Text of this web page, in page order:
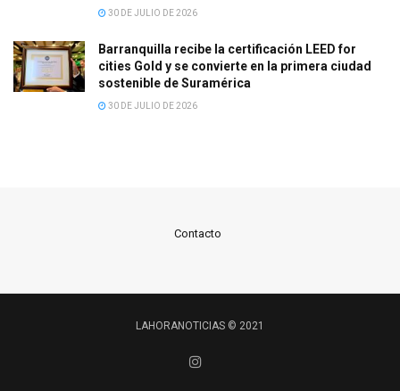
30 DE JULIO DE 2026
Barranquilla recibe la certificación LEED for
cities Gold y se convierte en la primera ciudad
sostenible de Suramérica
30 DE JULIO DE 2026
Contacto
LAHORANOTICIAS © 2021